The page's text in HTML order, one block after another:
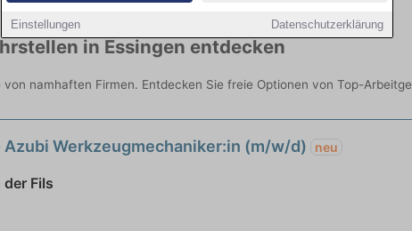
Einstellungen Datenschutzerklärung
in Essingen entdecken
namhaften Firmen. Entdecken Sie freie Optionen von Top-
Werkzeugmechaniker:in (m/w/d) neu
Fils